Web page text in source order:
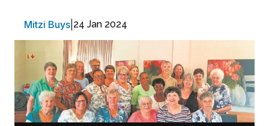
Mitzi Buys 24 Jan 2024